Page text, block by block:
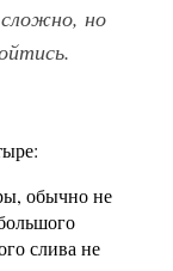
но
обычно не
слива не